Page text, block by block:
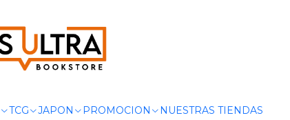
TCG JAPON PROMOCION NUESTRAS TIENDAS
|
MARVEL MUST-HAVE.